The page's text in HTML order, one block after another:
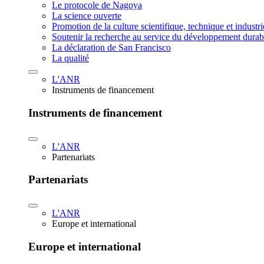
Le protocole de Nagoya
La science ouverte
Promotion de la culture scientifique, technique et
Soutenir la recherche au service du développement
La déclaration de San Francisco
La qualité
L'ANR
Instruments de financement
Instruments de financement
L'ANR
Partenariats
Partenariats
L'ANR
Europe et international
Europe et international